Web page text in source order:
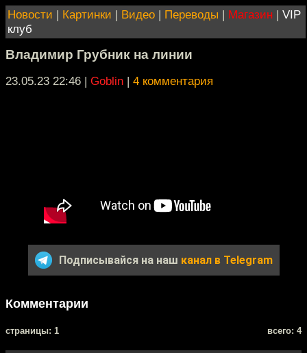
Новости | Картинки | Видео | Переводы | Магазин | VIP
клуб
Владимир Грубник на линии
23.05.23 22:46 | Goblin | 4 комментария
Подписывайся на наш канал в Telegram
Комментарии
cтраницы: 1 всего: 4